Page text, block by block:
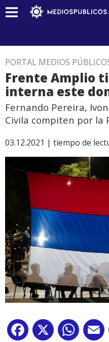
PORTAL MEDIOS
Frente Amplio
interna este
Fernando Pereira,
Civila compiten por la
03.12.2021 | tiempo de
Facebook
X